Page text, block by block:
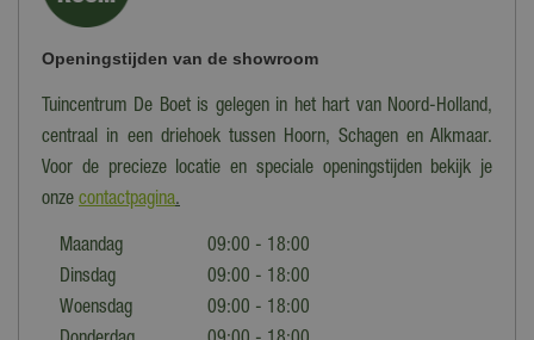
Openingstijden van de showroom
Tuincentrum De Boet is gelegen in het hart van Noord-Holland,
centraal in een driehoek tussen Hoorn, Schagen en Alkmaar.
Voor de precieze locatie en speciale openingstijden bekijk je
onze contactpagina.
Maandag
09:00 - 18:00
Dinsdag
09:00 - 18:00
Woensdag
09:00 - 18:00